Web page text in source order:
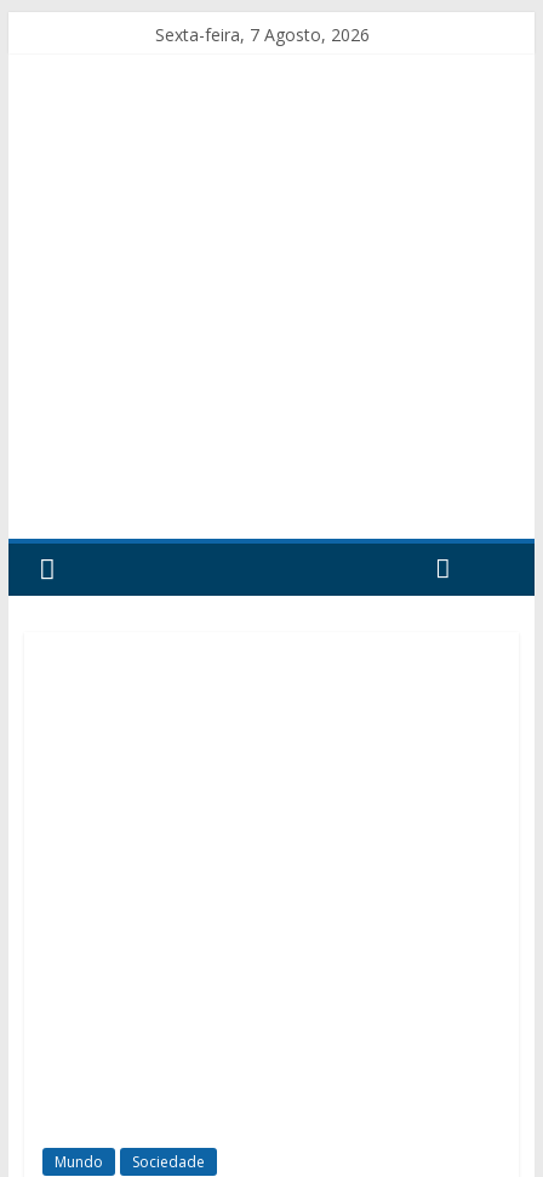
Sexta-feira, 7 Agosto, 2026
Mundo Sociedade